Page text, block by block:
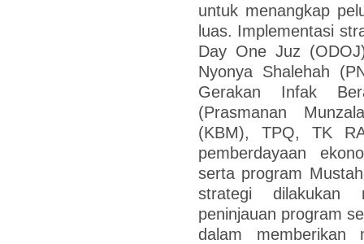
untuk menangkap
luas. Implementasi
Day One Juz
Nyonya Shalehah
Gerakan Infak
(Prasmanan
(KBM), TPQ, TK
pemberdayaan
serta program
strategi dilakukan
peninjauan program
dalam memberikan